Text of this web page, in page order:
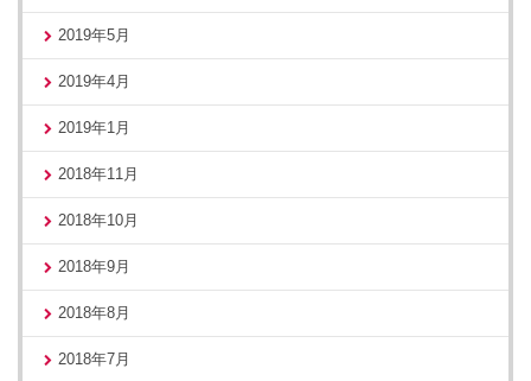
2019年5月
2019年4月
2019年1月
2018年11月
2018年10月
2018年9月
2018年8月
2018年7月